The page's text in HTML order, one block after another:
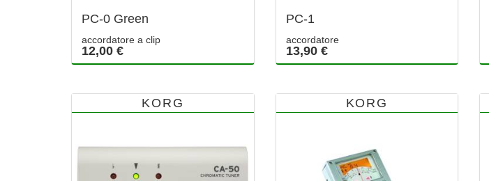
PC-0 Green
accordatore a clip
12,00 €
PC-1
accordatore
13,90 €
KORG KORG